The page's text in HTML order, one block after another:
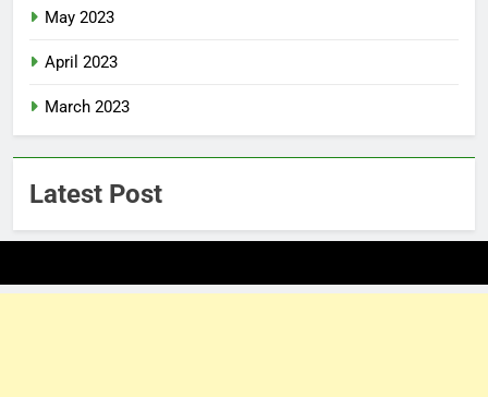
May 2023
April 2023
March 2023
Latest Post